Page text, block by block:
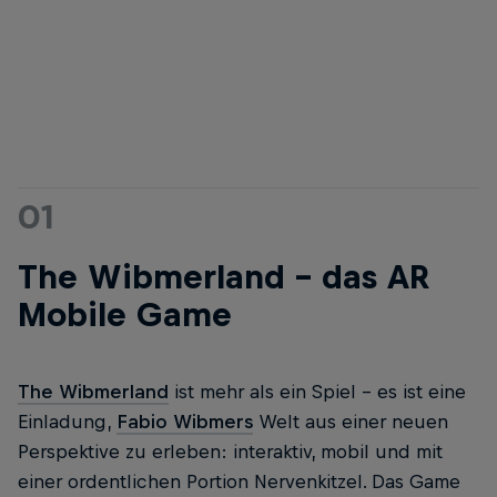
01
The Wibmerland – das AR
Mobile Game
The Wibmerland ist mehr als ein Spiel – es ist eine
Einladung, Fabio Wibmers Welt aus einer neuen
Perspektive zu erleben: interaktiv, mobil und mit
einer ordentlichen Portion Nervenkitzel. Das Game